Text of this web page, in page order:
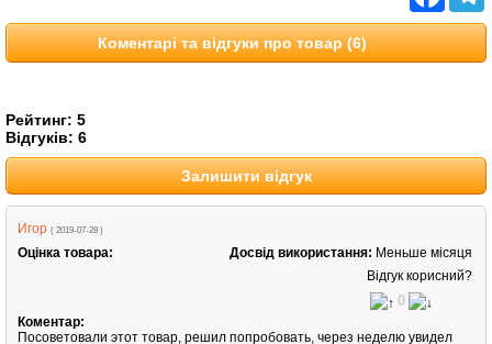
Коментарі та відгуки про товар (6)
Рейтинг: 5
Відгуків: 6
Залишити відгук
Игор ( 2019-07-28 )
Оцінка товара: Досвід використання: Меньше місяця
Відгук корисний?
0
Коментар:
Посоветовали этот товар, решил попробовать, через неделю увидел